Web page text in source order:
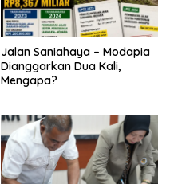
Jalan Saniahaya – Modapia
Dianggarkan Dua Kali,
Mengapa?